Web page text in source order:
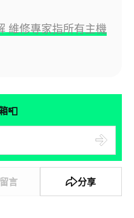
維修專家指所有主機
📮
言 分享